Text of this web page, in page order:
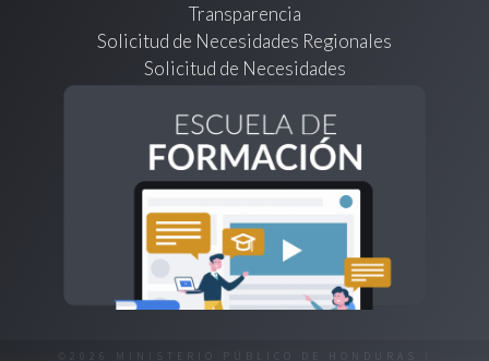
Transparencia
Solicitud de Necesidades Regionales
Solicitud de Necesidades
©2026 MINISTERIO PÚBLICO DE HONDURAS |